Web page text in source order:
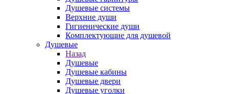
Душевые системы
Верхние души
Гигиенические души
Комплектующие для душевой
Душевые
Назад
Душевые
Душевые кабины
Душевые двери
Душевые уголки